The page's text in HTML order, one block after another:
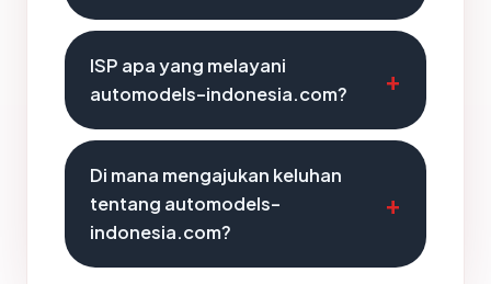
ISP apa yang melayani
automodels-indonesia.com?
Di mana mengajukan keluhan
tentang automodels-
indonesia.com?